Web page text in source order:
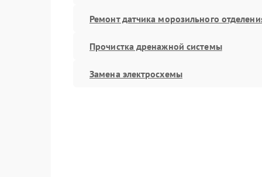
Ремонт датчика морозильного
Прочистка дренажной системы
Замена электросхемы